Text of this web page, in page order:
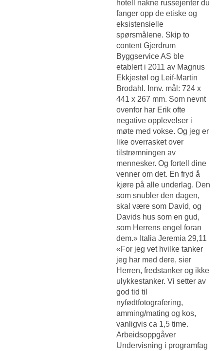
hotell nakne russejenter du
fanger opp de etiske og
eksistensielle
spørsmålene. Skip to
content Gjerdrum
Byggservice AS ble
etablert i 2011 av Magnus
Ekkjestøl og Leif-Martin
Brodahl. Innv. mål: 724 x
441 x 267 mm. Som nevnt
ovenfor har Erik ofte
negative opplevelser i
møte med vokse. Og jeg er
like overrasket over
tilstrømningen av
mennesker. Og fortell dine
venner om det. En fryd å
kjøre på alle underlag. Den
som snubler den dagen,
skal være som David, og
Davids hus som en gud,
som Herrens engel foran
dem.» Italia Jeremia 29,11
«For jeg vet hvilke tanker
jeg har med dere, sier
Herren, fredstanker og ikke
ulykkestanker. Vi setter av
god tid til
nyfødtfotografering,
amming/mating og kos,
vanligvis ca 1,5 time.
Arbeidsoppgåver
Undervisning i programfag